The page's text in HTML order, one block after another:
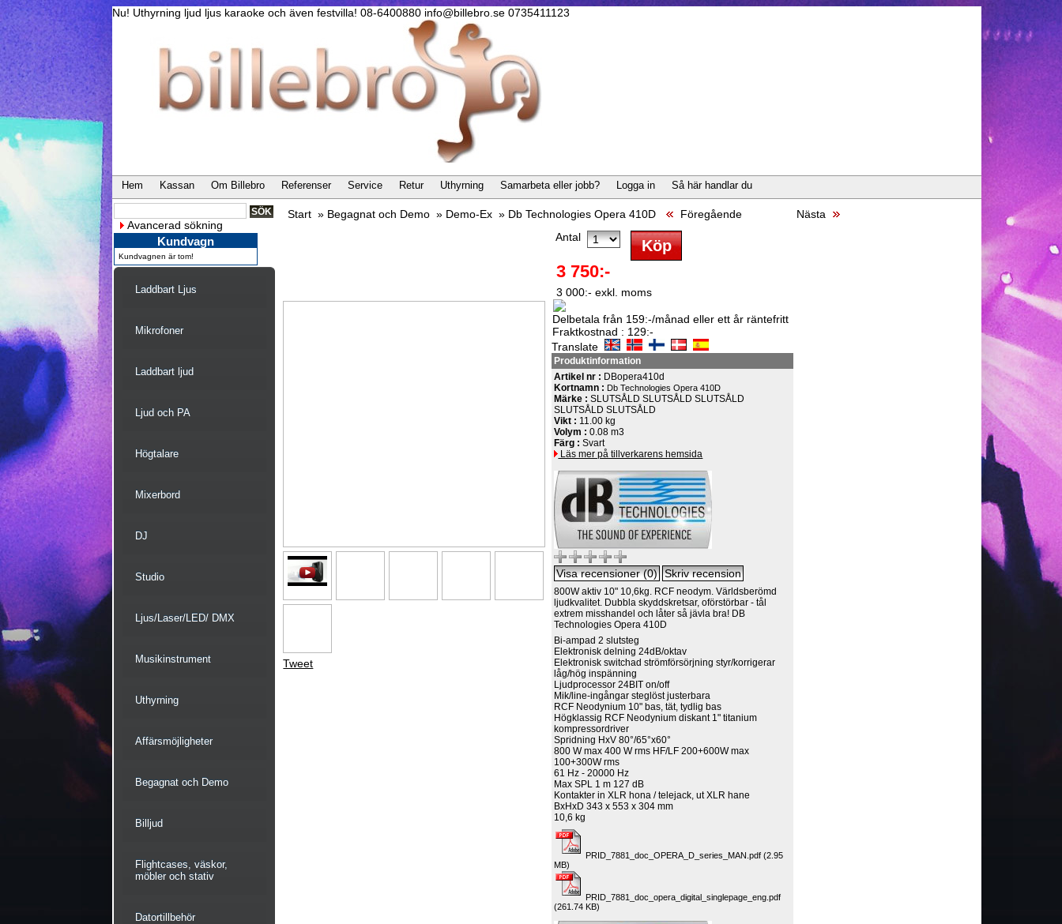
Nu! Uthyrning ljud ljus karaoke och även festvilla! 08-6400880 info@billebro.se 0735411123
Hem Kassan Om Billebro Referenser Service Retur Uthyrning Samarbeta eller jobb? Logga in Så här handlar du
Avancerad sökning
Kundvagn
Kundvagnen är tom!
Laddbart Ljus
Mikrofoner
Laddbart ljud
Ljud och PA
Högtalare
Mixerbord
DJ
Studio
Ljus/Laser/LED/ DMX
Musikinstrument
Uthyrning
Affärsmöjligheter
Begagnat och Demo
Billjud
Flightcases, väskor,
möbler och stativ
Datortillbehör
Start » Begagnat och Demo » Demo-Ex » Db Technologies Opera 410D Föregående Nästa
Tweet
Antal
3 750:-
3 000:- exkl. moms
Delbetala från 159:-/månad eller ett år räntefritt
Fraktkostnad : 129:-
Translate
Produktinformation
Artikel nr : DBopera410d
Kortnamn : Db Technologies Opera 410D
Märke :SLUTSÅLD SLUTSÅLD SLUTSÅLD
SLUTSÅLD SLUTSÅLD
Vikt : 11.00 kg
Volym :0.08 m3
Färg :Svart
Läs mer på tillverkarens hemsida
800W aktiv 10" 10,6kg. RCF neodym. Världsberömd
ljudkvalitet. Dubbla skyddskretsar, oförstörbar - tål
extrem misshandel och låter så jävla bra! DB
Technologies Opera 410D
Bi-ampad 2 slutsteg
Elektronisk delning 24dB/oktav
Elektronisk switchad strömförsörjning styr/korrigerar
låg/hög inspänning
Ljudprocessor 24BIT on/off
Mik/line-ingångar steglöst justerbara
RCF Neodynium 10" bas, tät, tydlig bas
Högklassig RCF Neodynium diskant 1" titanium
kompressordriver
Spridning HxV 80°/65°x60°
800 W max 400 W rms HF/LF 200+600W max
100+300W rms
61 Hz - 20000 Hz
Max SPL 1 m 127 dB
Kontakter inXLR hona / telejack, utXLR hane
BxHxD 343 x 553 x 304 mm
10,6 kg
PRID_7881_doc_OPERA_D_series_MAN.pdf (2.95
MB)
PRID_7881_doc_opera_digital_singlepage_eng.pdf
(261.74 KB)